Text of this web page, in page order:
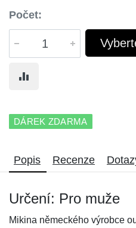
Počet:
DÁREK ZDARMA
Popis Recenze
Určení: Pro muže
Mikina německého výrobce